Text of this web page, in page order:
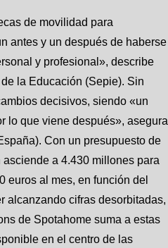
de movilidad para
antes y un después de haberse
y profesional», describe
la Educación (Sepie). Sin
decisivos, siendo «un
lo que viene después», asegura
Con un presupuesto de
a 4.430 millones para
euros al mes, en función del
alcanzando cifras desorbitadas,
de Spotahome suma a estas
en el centro de las